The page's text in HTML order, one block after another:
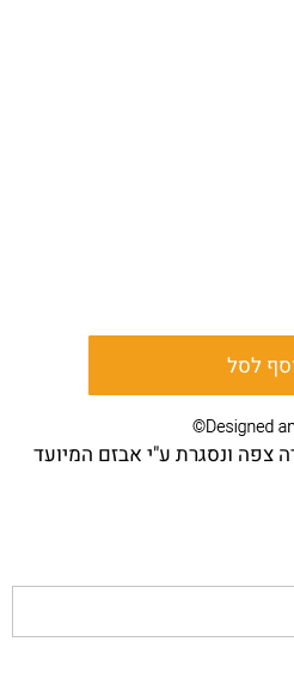
לסל
ונסגרת ע"י אבזם המיועד